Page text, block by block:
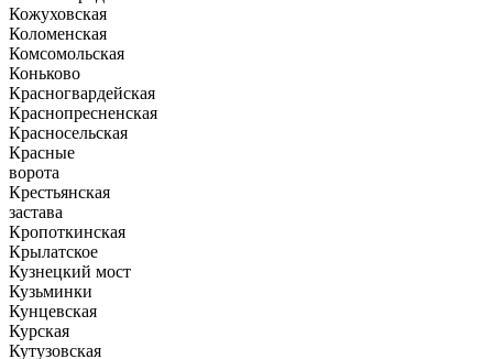
Кожуховская
Коломенская
Комсомольская
Коньково
Красногвардейская
Краснопресненская
Красносельская
Красные
ворота
Крестьянская
застава
Кропоткинская
Крылатское
Кузнецкий мост
Кузьминки
Кунцевская
Курская
Кутузовская